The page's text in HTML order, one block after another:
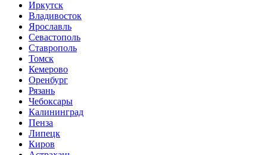
Иркутск
Владивосток
Ярославль
Севастополь
Ставрополь
Томск
Кемерово
Оренбург
Рязань
Чебоксары
Калининград
Пенза
Липецк
Киров